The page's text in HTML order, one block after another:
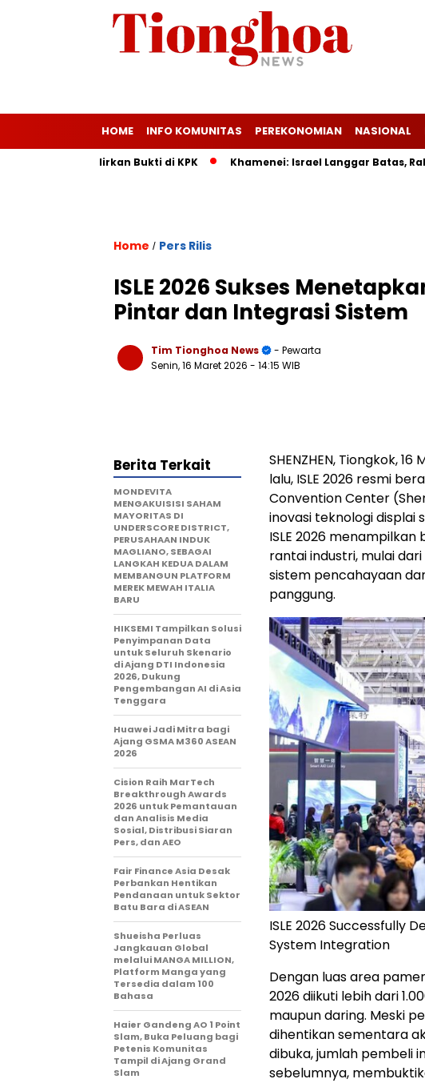
HOME INFO KOMUNITAS PEREKONOMIAN NASIONAL
Maman Hadirkan Bukti di KPK Khamenei: Israel Langgar Batas,
Home / Pers Rilis
ISLE 2026 Sukses
Pintar dan Integrasi Sistem
Tim Tionghoa News
- Pewarta
Senin, 16 Maret 2026 - 14:15 WIB
SHENZHEN, Tiongkok,
lalu, ISLE 2026 resmi
Convention Center
inovasi teknologi displai
ISLE 2026
rantai industri, mulai
sistem pencahayaan
panggung.
ISLE 2026 Successfully
System Integration
Dengan luas area
2026 diikuti lebih dari
maupun daring. Meski
dihentikan sementara
dibuka, jumlah pembeli
sebelumnya,
Berita Terkait
MONDEVITA
MENGAKUISISI SAHAM
MAYORITAS DI
UNDERSCORE DISTRICT,
PERUSAHAAN INDUK
MAGLIANO, SEBAGAI
LANGKAH KEDUA DALAM
MEMBANGUN PLATFORM
MEREK MEWAH ITALIA
BARU
HIKSEMI Tampilkan Solusi
Penyimpanan Data
untuk Seluruh Skenario
di Ajang DTI Indonesia
2026, Dukung
Pengembangan AI di Asia
Tenggara
Huawei Jadi Mitra bagi
Ajang GSMA M360 ASEAN
2026
Cision Raih MarTech
Breakthrough Awards
2026 untuk Pemantauan
dan Analisis Media
Sosial, Distribusi Siaran
Pers, dan AEO
Fair Finance Asia Desak
Perbankan Hentikan
Pendanaan untuk Sektor
Batu Bara di ASEAN
Shueisha Perluas
Jangkauan Global
melalui MANGA MILLION,
Platform Manga yang
Tersedia dalam 100
Bahasa
Haier Gandeng AO 1 Point
Slam, Buka Peluang bagi
Petenis Komunitas
Tampil di Ajang Grand
Slam